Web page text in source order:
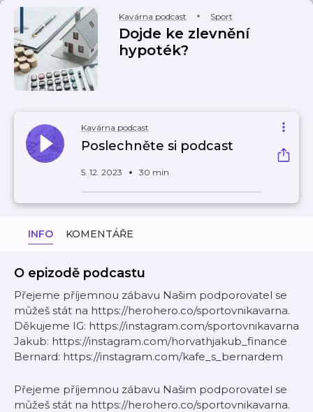
Kavárna podcast Sport
Dojde ke zlevnění
hypoték?
Kavárna podcast
Poslechněte si podcast
5. 12. 2023 30 min
INFO KOMENTÁŘE
O epizodě podcastu
Přejeme příjemnou zábavu Našim podporovatel se
můžeš stát na https://herohero.co/sportovnikavarna.
Děkujeme IG: https://instagram.com/sportovnikavarna
Jakub: https://instagram.com/horvathjakub_finance
Bernard: https://instagram.com/kafe_s_bernardem
Přejeme příjemnou zábavu Našim podporovatel se
můžeš stát na https://herohero.co/sportovnikavarna.